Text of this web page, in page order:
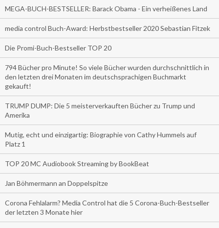
MEGA-BUCH-BESTSELLER: Barack Obama - Ein verheißenes Land
media control Buch-Award: Herbstbestseller 2020 Sebastian Fitzek
Die Promi-Buch-Bestseller TOP 20
794 Bücher pro Minute! So viele Bücher wurden durchschnittlich in
den letzten drei Monaten im deutschsprachigen Buchmarkt
gekauft!
TRUMP DUMP: Die 5 meisterverkauften Bücher zu Trump und
Amerika
Mutig, echt und einzigartig: Biographie von Cathy Hummels auf
Platz 1
TOP 20 MC Audiobook Streaming by BookBeat
Jan Böhmermann an Doppelspitze
Corona Fehlalarm? Media Control hat die 5 Corona-Buch-Bestseller
der letzten 3 Monate hier